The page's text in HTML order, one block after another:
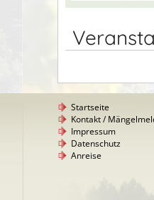
Startseite
Kontakt /
Impressum
Datenschutz
Anreise